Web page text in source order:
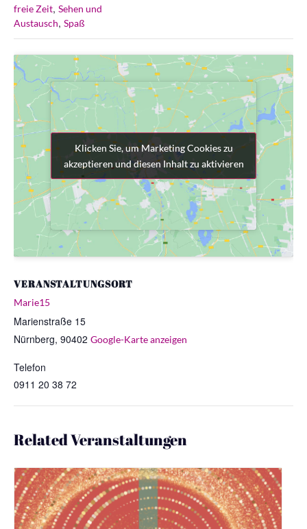
freie Zeit, Sehen und
Austausch, Spaß
VERANSTALTUNGSORT
Marie15
Marienstraße 15
Nürnberg, 90402 Google-Karte anzeigen
Telefon
0911 20 38 72
Klicken Sie, um Marketing Cookies zu
akzeptieren und diesen Inhalt zu aktivieren
Klicken Sie, um Marketing Cookies zu
akzeptieren und diesen Inhalt zu aktivieren
Related Veranstaltungen